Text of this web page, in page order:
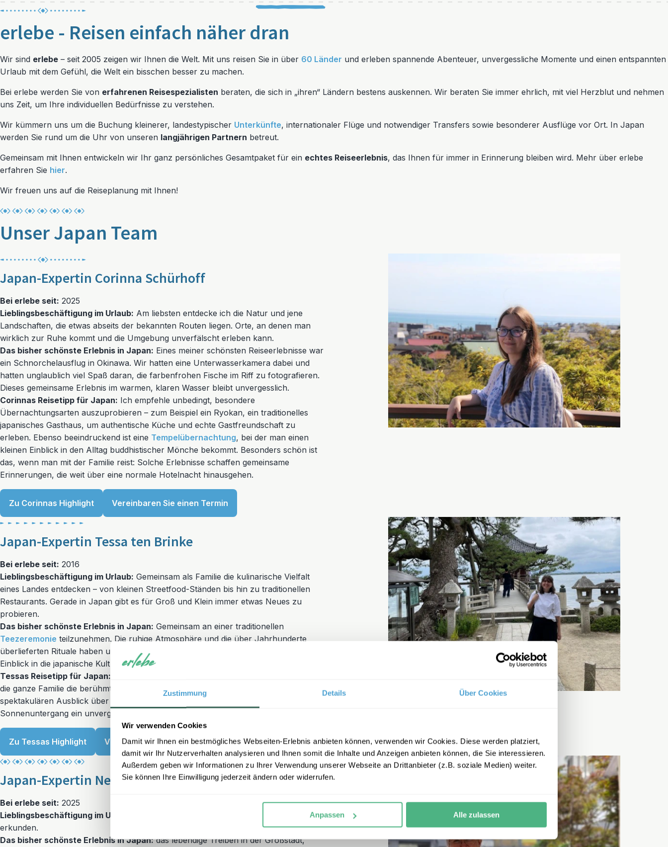
Zustimmung Details Über Cookies
Wir verwenden Cookies
Damit wir Ihnen ein bestmögliches Webseiten-Erlebnis anbieten können, verwenden wir Cookies. Diese werden platziert,
damit wir Ihr Nutzerverhalten analysieren und Ihnen somit die Inhalte und Anzeigen anbieten können, die Sie interessieren.
Außerdem geben wir Informationen zu Ihrer Verwendung unserer Webseite an Drittanbieter (z.B. soziale Medien) weiter.
Sie können Ihre Einwilligung jederzeit ändern oder widerrufen.
Anpassen Alle zulassen
erlebe - Reisen einfach näher dran
Wir sind erlebe – seit 2005 zeigen wir Ihnen die Welt. Mit uns reisen Sie in über 60 Länder und erleben spannende Abenteuer, unvergessliche Momente und einen entspannten
Urlaub mit dem Gefühl, die Welt ein bisschen besser zu machen.
Bei erlebe werden Sie von erfahrenen Reisespezialisten beraten, die sich in „ihren“ Ländern bestens auskennen. Wir beraten Sie immer ehrlich, mit viel Herzblut und nehmen
uns Zeit, um Ihre individuellen Bedürfnisse zu verstehen.
Wir kümmern uns um die Buchung kleinerer, landestypischer Unterkünfte, internationaler Flüge und notwendiger Transfers sowie besonderer Ausflüge vor Ort. In Japan
werden Sie rund um die Uhr von unseren langjährigen Partnern betreut.
Gemeinsam mit Ihnen entwickeln wir Ihr ganz persönliches Gesamtpaket für ein echtes Reiseerlebnis, das Ihnen für immer in Erinnerung bleiben wird. Mehr über erlebe
erfahren Sie hier.
Wir freuen uns auf die Reiseplanung mit Ihnen!
Unser Japan Team
Japan-Expertin Corinna Schürhoff
Bei erlebe seit: 2025
Lieblingsbeschäftigung im Urlaub: Am liebsten entdecke ich die Natur und jene
Landschaften, die etwas abseits der bekannten Routen liegen. Orte, an denen man
wirklich zur Ruhe kommt und die Umgebung unverfälscht erleben kann.
Das bisher schönste Erlebnis in Japan: Eines meiner schönsten Reiseerlebnisse war
ein Schnorchelausflug in Okinawa. Wir hatten eine Unterwasserkamera dabei und
hatten unglaublich viel Spaß daran, die farbenfrohen Fische im Riff zu fotografieren.
Dieses gemeinsame Erlebnis im warmen, klaren Wasser bleibt unvergesslich.
Corinnas Reisetipp für Japan: Ich empfehle unbedingt, besondere
Übernachtungsarten auszuprobieren – zum Beispiel ein Ryokan, ein traditionelles
japanisches Gasthaus, um authentische Küche und echte Gastfreundschaft zu
erleben. Ebenso beeindruckend ist eine Tempelübernachtung, bei der man einen
kleinen Einblick in den Alltag buddhistischer Mönche bekommt. Besonders schön ist
das, wenn man mit der Familie reist: Solche Erlebnisse schaffen gemeinsame
Erinnerungen, die weit über eine normale Hotelnacht hinausgehen.
Zu Corinnas Highlight Vereinbaren Sie einen Termin
Japan-Expertin Tessa ten Brinke
Bei erlebe seit: 2016
Lieblingsbeschäftigung im Urlaub: Gemeinsam als Familie die kulinarische Vielfalt
eines Landes entdecken – von kleinen Streetfood-Ständen bis hin zu traditionellen
Restaurants. Gerade in Japan gibt es für Groß und Klein immer etwas Neues zu
probieren.
Das bisher schönste Erlebnis in Japan: Gemeinsam an einer traditionellen
Teezeremonie teilzunehmen. Die ruhige Atmosphäre und die über Jahrhunderte
überlieferten Rituale haben uns als Familie sehr beeindruckt und einen besonderen
Einblick in die japanische Kultur gegeben.
Tessas Reisetipp für Japan:
die ganze Familie die berühmte Shibuya-Kreuzung von oben bestaunen und den
spektakulären Ausblick über die Millionenmetropole genießen – besonders bei
Sonnenuntergang ein unvergessliches Erlebnis für Kinder und Erwachsene.
Zu Tessas Highlight Vereinbaren Sie einen Termin
Japan-Expertin Nell-Marie Pieczkowski
Bei erlebe seit: 2025
Lieblingsbeschäftigung im Urlaub:
erkunden.
Das bisher schönste Erlebnis in Japan: das lebendige Treiben in der Großstadt,